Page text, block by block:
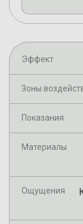
Эффект
Зоны
Показания
Материалы
Ощущения